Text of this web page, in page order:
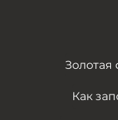
Золотая
Как